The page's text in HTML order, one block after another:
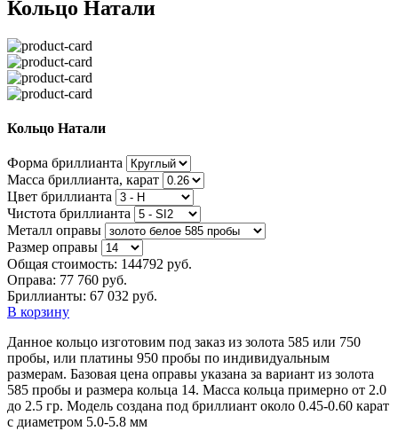
Кольцо Натали
Кольцо Натали
Форма бриллианта
Масса бриллианта, карат
Цвет бриллианта
Чистота бриллианта
Металл оправы
Размер оправы
Общая стоимость: 144792 руб.
Оправа: 77 760 руб.
Бриллианты: 67 032 руб.
В корзину
Данное кольцо изготовим под заказ из золота 585 или 750
пробы, или платины 950 пробы по индивидуальным
размерам. Базовая цена оправы указана за вариант из золота
585 пробы и размера кольца 14. Масса кольца примерно от 2.0
до 2.5 гр. Модель создана под бриллиант около 0.45-0.60 карат
с диаметром 5.0-5.8 мм